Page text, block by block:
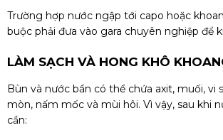
Trường hợp nước ngập tới capo hoặc
buộc phải đưa vào gara chuyên nghiệp để
LÀM SẠCH VÀ HONG KHÔ
Bùn và nước bẩn có thể chứa axit, muối, vi
mòn, nấm mốc và mùi hôi. Vì vậy, sau khi
cần: